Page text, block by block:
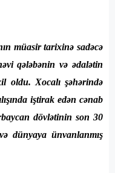
müasir tarixinə sadəcə
qələbənin və ədalətin
oldu. Xocalı şəhərində
iştirak edən cənab
dövlətinin son 30
dünyaya ünvanlanmış